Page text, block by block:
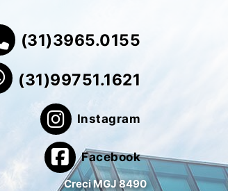
(31)3965.0155
(31)99751.1621
Instagram
Facebook
Creci MGJ 8490